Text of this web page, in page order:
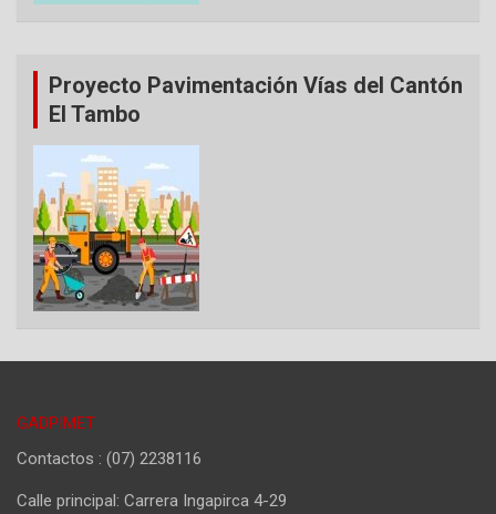
Proyecto Pavimentación Vías del Cantón
El Tambo
GADPIMET
Contactos : (07) 2238116
Calle principal: Carrera Ingapirca 4-29